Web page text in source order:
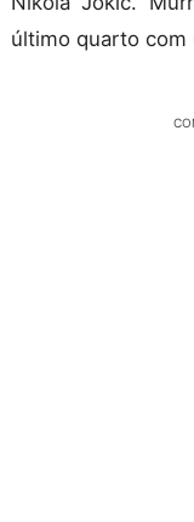
último quarto com